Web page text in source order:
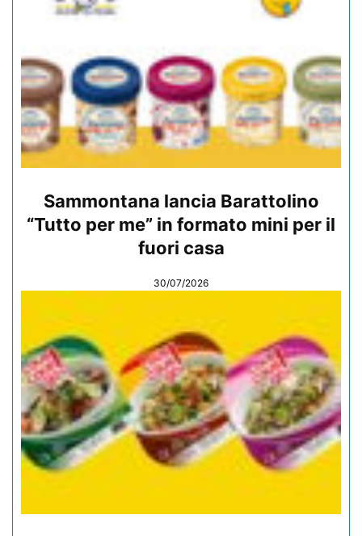
Sammontana lancia Barattolino
“Tutto per me” in formato mini per il
fuori casa
30/07/2026